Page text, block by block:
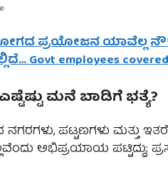
ಪ್ರಯೋಜನ ಯಾವೆಲ್ಲ
Govt employees covered
ಮನೆ ಬಾಡಿಗೆ ಭತ್ಯೆ?
ನಗರಗಳು, ಪಟ್ಟಣಗಳು ಮತ್ತು
ಅಭಿಪ್ರಯಾಯ ಪಟ್ಟಿದ್ದು;